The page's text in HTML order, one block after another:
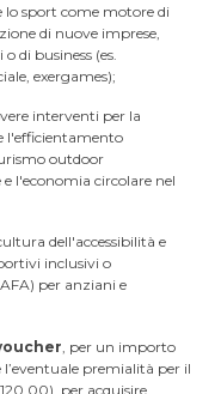
lo sport come motore di
di nuove imprese,
di business (es.
exergames);
interventi per la
l'efficientamento
outdoor
l'economia circolare nel
dell'accessibilità e
inclusivi o
per anziani e
, per un importo
l’eventuale premialità per il
per acquisire